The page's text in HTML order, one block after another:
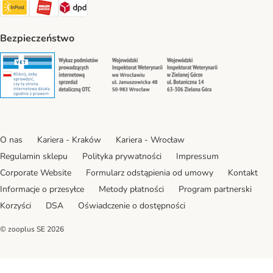
Paczkomat® Shipping Method
ORLEN Paczka Shipping Method
DPD Shipping Method
Bezpieczeństwo
Security Security Security
O nas Kariera - Kraków
Kariera - Wrocław
Regulamin sklepu
Polityka prywatności
Impressum
Corporate Website
Formularz odstąpienia od umowy
Kontakt
Informacje o przesyłce
Metody płatności
Program partnerski
Korzyści
DSA Oświadczenie o dostępności
© zooplus SE 2026